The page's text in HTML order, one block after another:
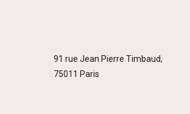
91 rue Jean Pierre Timbaud,
75011 Paris